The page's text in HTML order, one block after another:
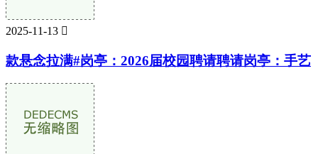
2025-11-13 
款悬念拉满#岗亭：2026届校园聘请聘请岗亭：手艺